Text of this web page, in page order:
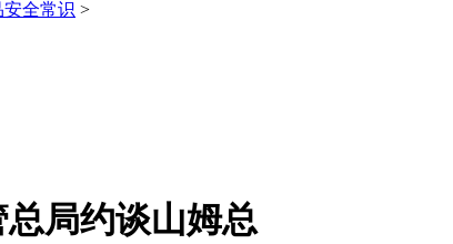
安全常识 >
局约谈山姆总